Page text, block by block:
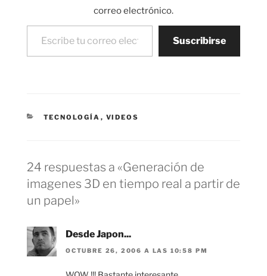
correo electrónico.
Escribe tu correo electrónico…
Suscribirse
CATEGORÍAS
TECNOLOGÍA , VIDEOS
24 respuestas a «Generación de
imagenes 3D en tiempo real a partir de
un papel»
Desde Japon...
OCTUBRE 26, 2006 A LAS 10:58 PM